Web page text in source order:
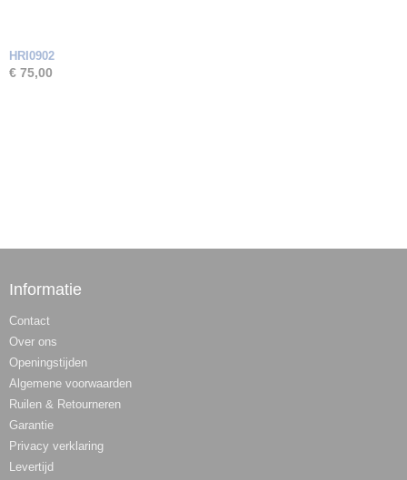
HRI0902
€ 75,00
Informatie
Contact
Over ons
Openingstijden
Algemene voorwaarden
Ruilen & Retourneren
Garantie
Privacy verklaring
Levertijd